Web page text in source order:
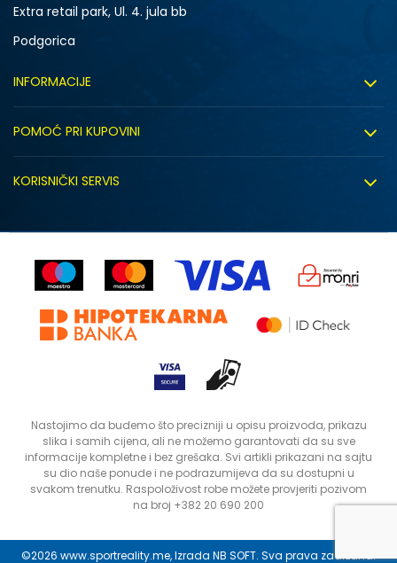
Extra retail park, Ul. 4. jula bb
Podgorica
INFORMACIJE
Zapošljavanje
Sindikalna prodaja
Kontakt
Prodavnice
POMOĆ PRI KUPOVINI
Kako kupiti
Uputstvo za registraciju
KORISNIČKI SERVIS
Reklamacije
Povrat robe i povrat sredstava
Status porudžbine
Nastojimo da budemo što precizniji u opisu proizvoda, prikazu
slika i samih cijena, ali ne možemo garantovati da su sve
informacije kompletne i bez grešaka. Svi artikli prikazani na sajtu
su dio naše ponude i ne podrazumijeva da su dostupni u
svakom trenutku. Raspoloživost robe možete provjeriti pozivom
na broj +382 20 690 200
©2026 www.sportreality.me, Izrada NB SOFT. Sva prava zadržana.